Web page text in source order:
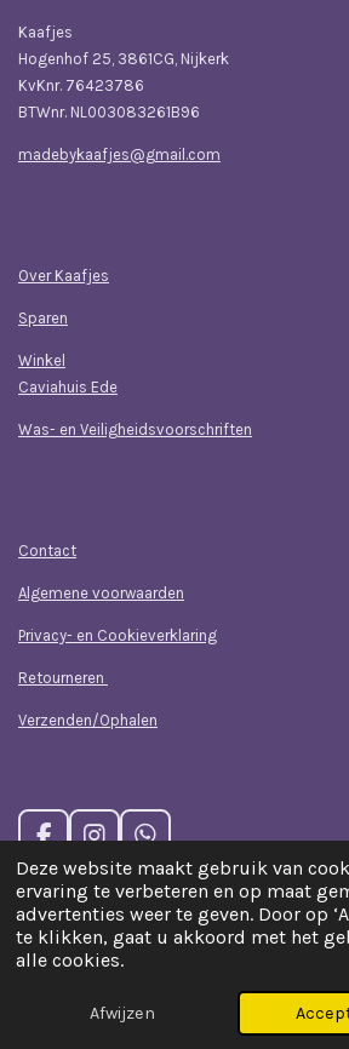
Deze website maakt gebruik van
ervaring te verbeteren en op maat
advertenties weer te geven. Door op
te klikken, gaat u akkoord met het
alle cookies.
Afwijzen
Kaafjes
Hogenhof 25, 3861CG, Nijkerk
KvKnr. 76423786
BTWnr. NL003083261B96
madebykaafjes@gmail.com
Over Kaafjes
Sparen
Winkel
Caviahuis Ede
Was- en Veiligheidsvoorschriften
Contact
Algemene voorwaarden
Privacy- en Cookieverklaring
Retourneren
Verzenden/Ophalen
F
a
c
e
b
o
I
n
s
t
a
g
a
W
h
a
t
s
p
© 2019 - 2025 Kaafjes